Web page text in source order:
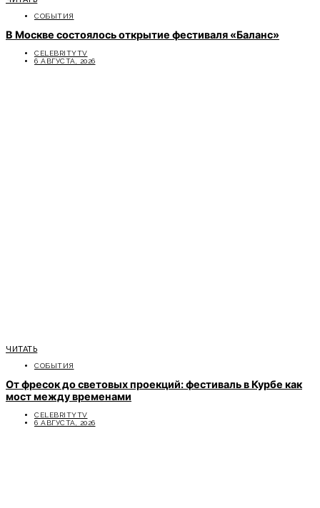
СОБЫТИЯ
В Москве состоялось открытие фестиваля «Баланс»
CELEBRITYTV
6 АВГУСТА, 2026
ЧИТАТЬ
СОБЫТИЯ
От фресок до световых проекций: фестиваль в Курбе как
мост между временами
CELEBRITYTV
6 АВГУСТА, 2026